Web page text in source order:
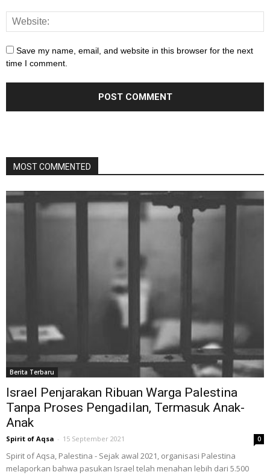
Save my name, email, and website in this browser for the next
time I comment.
MOST COMMENTED
Berita Terbaru
Israel Penjarakan Ribuan Warga Palestina
Tanpa Proses Pengadilan, Termasuk Anak-
Anak
Spirit of Aqsa - 15 September 2021 0
Spirit of Aqsa, Palestina - Sejak awal 2021, organisasi Palestina
melaporkan bahwa pasukan Israel telah menahan lebih dari 5.500